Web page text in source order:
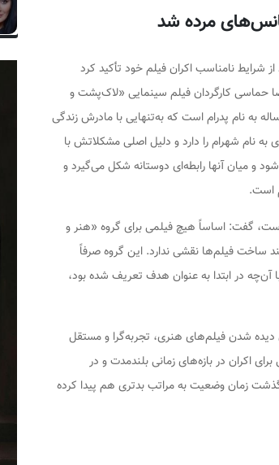
مرده شد
شرایط نامناسب اکران فیلم خود تأکید کرد
حماسی کارگردان فیلم سینمایی «لاک‌پشت و
با اشاره به خط داستانی این اثر گفت: این فیلم درباره پسربچه‌ای ۱۰ ساله به نام پدرام است که به‌تنهایی با مادرش زندگی
به نام شهرام را دارد و دلیل اصلی مشکلاتش با
و میان آنها رابطه‌ای دوستانه شکل می‌گیرد و
است.
است، گفت: اساساً هیچ فیلمی برای گروه «هنر و
ساخت فیلم‌ها نقشی ندارد. این گروه صرفاً
آن‌چه در ابتدا به عنوان هدف تعریف شده بود،
دیده شدن فیلم‌های هنری، تجربه‌گرا و مستقل
اکران در بازه‌های زمانی بلندمدت و در
زمان وضعیت به مراتب بدتری هم پیدا کرده